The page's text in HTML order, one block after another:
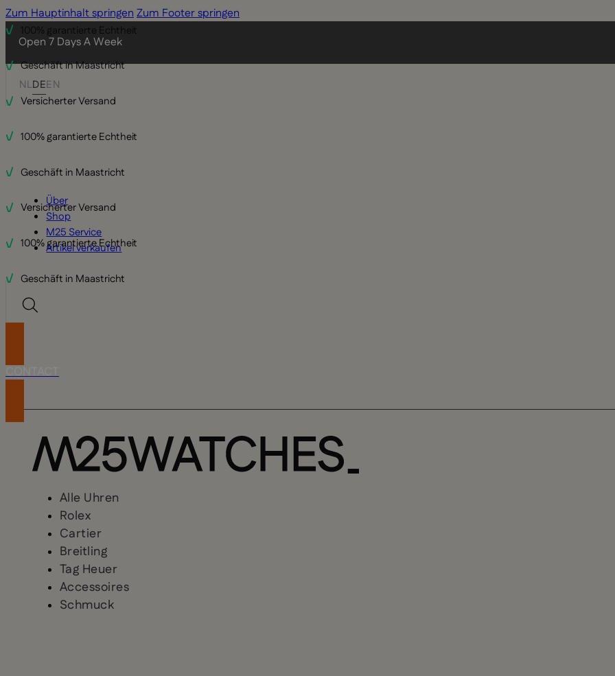
Zum Hauptinhalt springenZum Footer springen
Open 7 Days A Week
NLDEEN
100% garantierte Echtheit
Geschäft in Maastricht
Versicherter Versand
100% garantierte Echtheit
Geschäft in Maastricht
Versicherter Versand
100% garantierte Echtheit
Geschäft in Maastricht
Über
Shop
M25 Service
Artikel verkaufen
CONTACT
Alle Uhren
Rolex
Cartier
Breitling
Tag Heuer
Accessoires
Schmuck